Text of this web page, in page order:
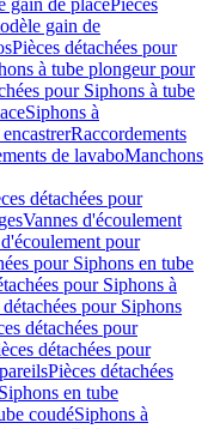
gain de placePièces
gain de
Pièces détachées pour
à tube plongeur pour
pour Siphons à tube
Siphons à
Raccordements
de lavaboManchons
détachées pour
Vannes d'écoulement
pour
pour Siphons en tube
pour Siphons à
détachées pour Siphons
détachées pour
détachées pour
Pièces détachées
Siphons en tube
coudéSiphons à